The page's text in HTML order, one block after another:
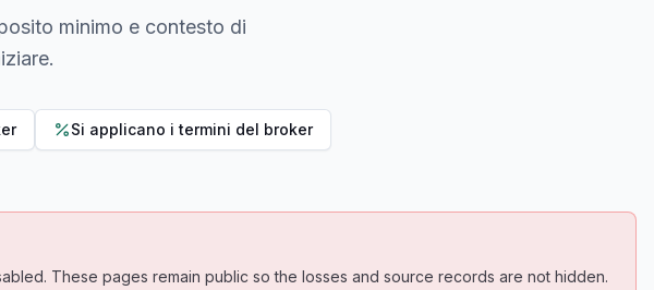
minimo e contesto di
Si applicano i termini del broker
These pages remain public so the losses and source records are not hidden.